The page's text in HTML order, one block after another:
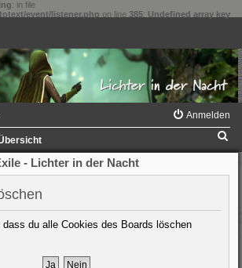
: in file
event/listener.php on line 385: Undefined array key
Anmelden
- Lichter in der Nacht
du alle Cookies des Boards löschen